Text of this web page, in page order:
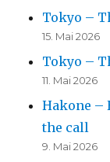
Tokyo –
15. Mai 2026
Tokyo –
11. Mai 2026
Hakone –
the call
9. Mai 2026